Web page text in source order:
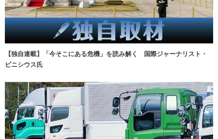
【独自連載】「今そこにある危機」を読み解く 国際ジャーナリスト・
ビニシウス氏